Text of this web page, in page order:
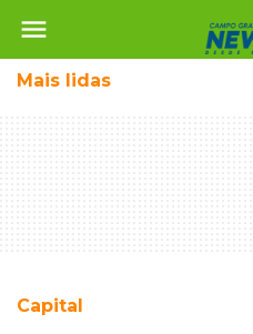
menu
Mais lidas
Capital